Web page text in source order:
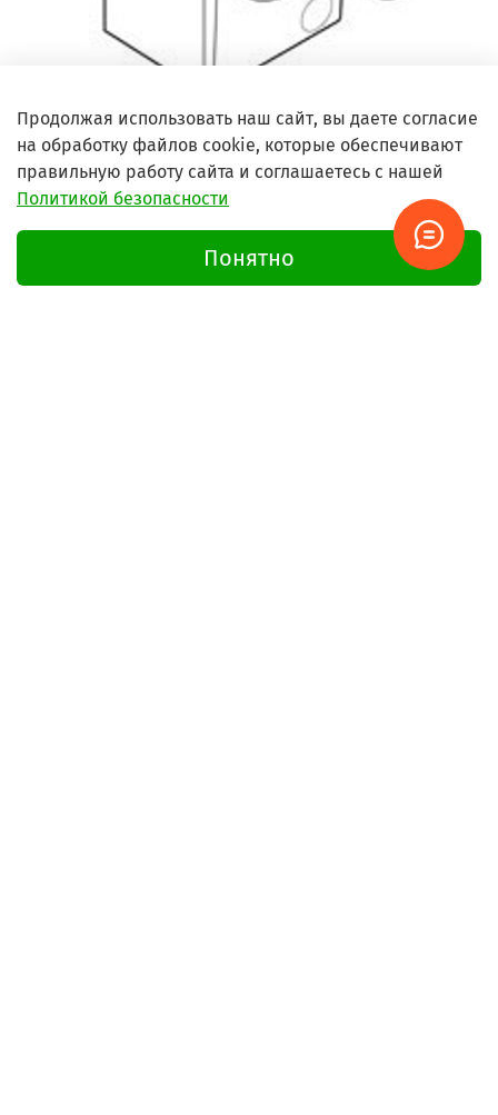
Что такое шильдик и где его искать?
Не нашли нужную запчасть?
Продолжая использовать наш сайт, вы даете согласие
на обработку файлов cookie, которые обеспечивают
правильную работу сайта и соглашаетесь с нашей
Политикой безопасности
Понятно